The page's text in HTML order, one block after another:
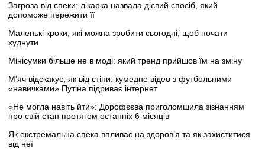
Загроза від спеки: лікарка назвала дієвий спосіб, який
допоможе пережити її
Маленькі кроки, які можна зробити сьогодні, щоб почати
худнути
Мінісумки більше не в моді: який тренд прийшов їм на зміну
М'яч відскакує, як від стіни: кумедне відео з футбольними
«навичками» Путіна підриває інтернет
«Не могла навіть йти»: Дорофєєва приголомшила зізнанням
про свій стан протягом останніх 6 місяців
Як екстремальна спека впливає на здоров’я та як захиститися
від неї